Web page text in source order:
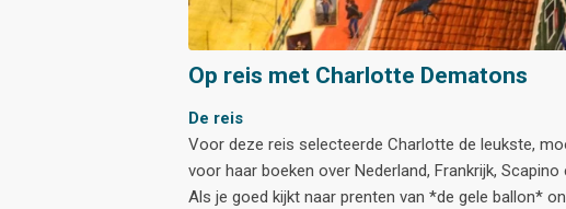
Op reis met Charlotte Dematons
De reis
Voor deze reis selecteerde Charlotte de leukste,
voor haar boeken over Nederland, Frankrijk,
Als je goed kijkt naar prenten van *de gele ballon*